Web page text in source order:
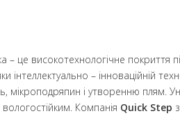
– це високотехнологічне покриття
– інноваційній
мікроподряпин і утворенню плям.
Компанія Quick Step